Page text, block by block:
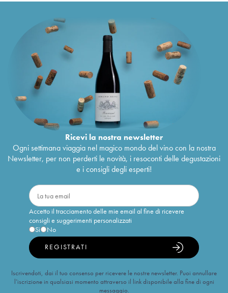
Ricevi la nostra newsletter
Ogni settimana viaggia nel magico mondo del vino con la nostra
Newsletter, per non perderti le novità, i resoconti delle degustazioni
e i consigli degli esperti!
Accetto il tracciamento delle mie email al fine di ricevere
consigli e suggerimenti personalizzati
Sì
No
REGISTRATI
Iscrivendoti, dai il tuo consenso per ricevere le nostre newsletter. Puoi annullare
l’iscrizione in qualsiasi momento attraverso il link disponibile alla fine di ogni
messaggio.